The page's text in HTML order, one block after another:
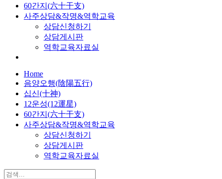
60간지(六十干支)
사주상담&작명&역학교육
상담신청하기
상담게시판
역학교육자료실
Home
음양오행(陰陽五行)
십신(十神)
12운성(12運星)
60간지(六十干支)
사주상담&작명&역학교육
상담신청하기
상담게시판
역학교육자료실
검